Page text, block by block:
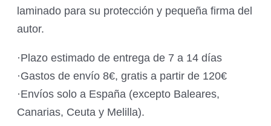
laminado para su protección y pequeña firma del
autor.
·Plazo estimado de entrega de 7 a 14 días
·Gastos de envío 8€, gratis a partir de 120€
·Envíos solo a España (excepto Baleares,
Canarias, Ceuta y Melilla).